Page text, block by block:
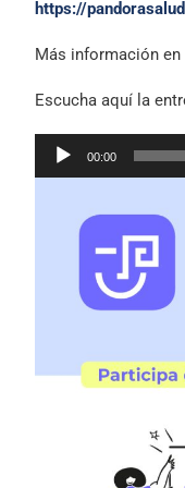
https://
Más información en
Escucha aquí la
Reproductor
00:00